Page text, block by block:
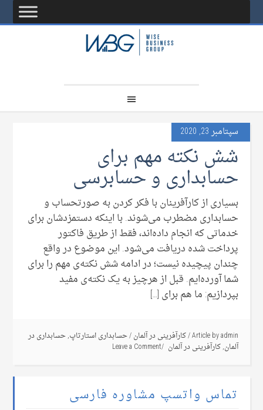
سپتامبر 23, 2020
شش نکته مهم برای
حسابداری و حسابرسی
بسیاری از کارآفرینان با فکر کردن به صورتحساب و
حسابداری مضطرب می‌شوند. با اینکه دستمزدشان برای
خدماتی که انجام داده‌اند، فقط از طریق فاکتور
پرداخت شده دریافت می‌شود. این موضوع در واقع
چندان پیچیده نیست؛ در ادامه شش نکته‌ی مهم را برای
شما آورده‌ایم. قبل از هرچیز به یک نکته‌ی مفید
بپردازیم: ما هم برای […]
Article byadmin
/کارآفرینی در آلمان/حسابداری استارتاپ,حسابداری در
آلمان,کارآفرینی در آلمان Leave a Comment
تماس واتسپ مشاوره فارسی